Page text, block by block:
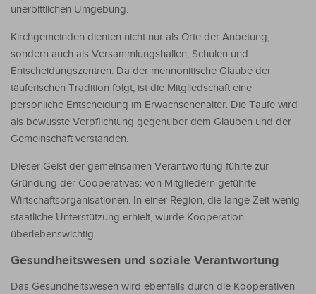
unerbittlichen Umgebung.
Kirchgemeinden dienten nicht nur als Orte der Anbetung,
sondern auch als Versammlungshallen, Schulen und
Entscheidungszentren. Da der mennonitische Glaube der
täuferischen Tradition folgt, ist die Mitgliedschaft eine
persönliche Entscheidung im Erwachsenenalter. Die Taufe wird
als bewusste Verpflichtung gegenüber dem Glauben und der
Gemeinschaft verstanden.
Dieser Geist der gemeinsamen Verantwortung führte zur
Gründung der Cooperativas: von Mitgliedern geführte
Wirtschaftsorganisationen. In einer Region, die lange Zeit wenig
staatliche Unterstützung erhielt, wurde Kooperation
überlebenswichtig.
Gesundheitswesen und soziale Verantwortung
Das Gesundheitswesen wird ebenfalls durch die Kooperativen